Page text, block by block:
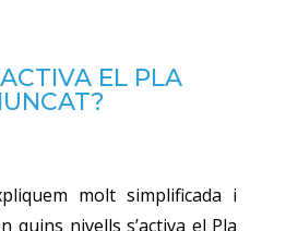
EL PLA
molt simplificada i
quins nivells s’activa el Pla